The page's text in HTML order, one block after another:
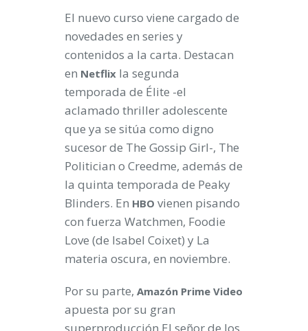
El nuevo curso viene cargado de
novedades en series y
contenidos a la carta. Destacan
en Netflix la segunda
temporada de Élite -el
aclamado thriller adolescente
que ya se sitúa como digno
sucesor de The Gossip Girl-, The
Politician o Creedme, además de
la quinta temporada de Peaky
Blinders. En HBO vienen pisando
con fuerza Watchmen, Foodie
Love (de Isabel Coixet) y La
materia oscura, en noviembre.
Por su parte, Amazón Prime Video
apuesta por su gran